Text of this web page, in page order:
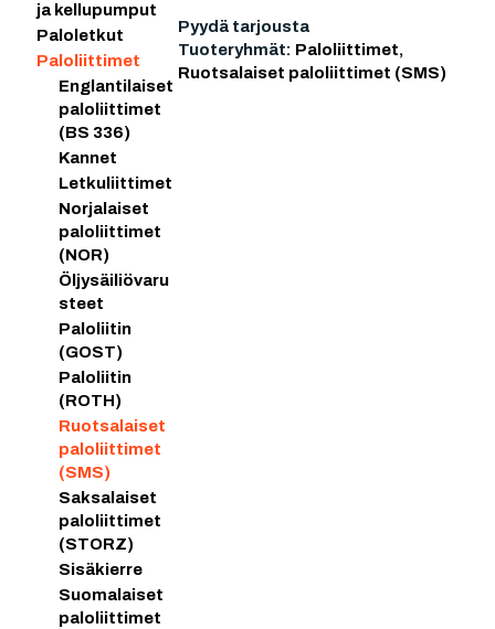
ja kellupumput
Paloletkut
Paloliittimet
Englantilaiset
paloliittimet
(BS 336)
Kannet
Letkuliittimet
Norjalaiset
paloliittimet
(NOR)
Öljysäiliövaru
steet
Paloliitin
(GOST)
Paloliitin
(ROTH)
Ruotsalaiset
paloliittimet
(SMS)
Saksalaiset
paloliittimet
(STORZ)
Sisäkierre
Suomalaiset
paloliittimet
Pyydä tarjousta
Tuoteryhmät: Paloliittimet,
Ruotsalaiset paloliittimet (SMS)